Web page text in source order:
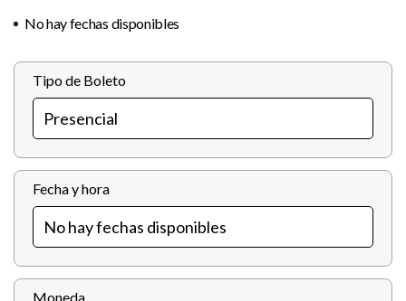
No hay fechas disponibles
Tipo de Boleto
Fecha y hora
Moneda